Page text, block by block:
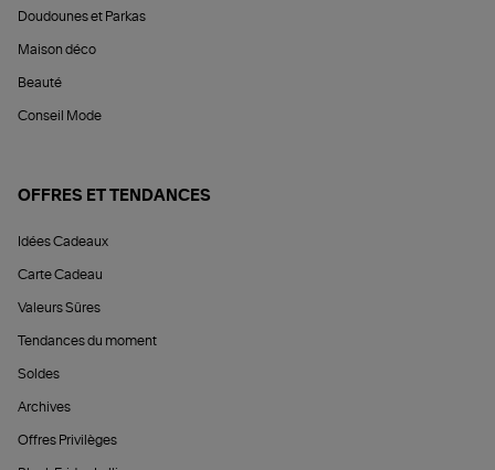
Doudounes et Parkas
Maison déco
Beauté
Conseil Mode
OFFRES ET TENDANCES
Idées Cadeaux
Carte Cadeau
Valeurs Sûres
Tendances du moment
Soldes
Archives
Offres Privilèges